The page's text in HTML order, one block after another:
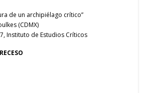
de un archipiélago crítico”
(CDMX)
Instituto de Estudios Críticos